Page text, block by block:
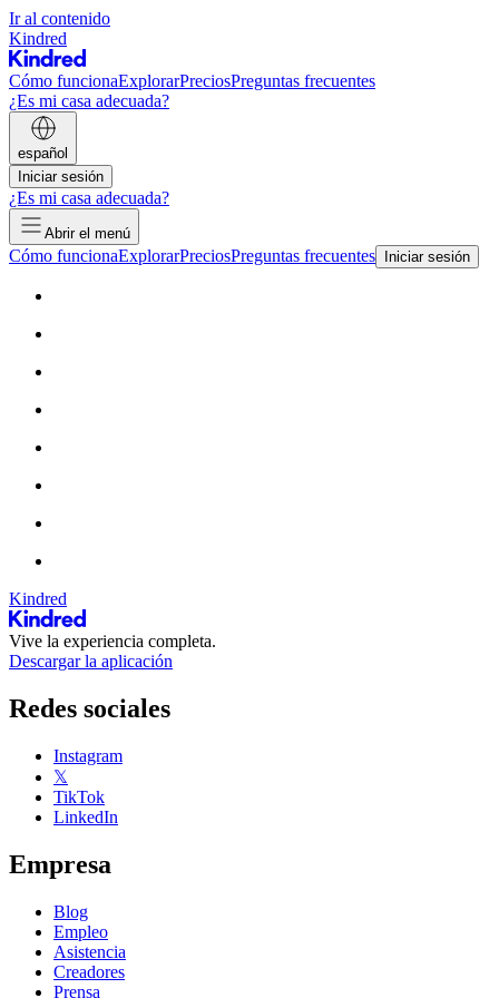
Ir al contenido
Kindred
Cómo funcionaExplorarPreciosPreguntas frecuentes
¿Es mi casa adecuada?
español
Iniciar sesión
¿Es mi casa adecuada?
Abrir el menú
Cómo funcionaExplorarPreciosPreguntas frecuentes Iniciar sesión
Kindred
Vive la experiencia completa.
Descargar la aplicación
Redes sociales
Instagram
𝕏
TikTok
LinkedIn
Empresa
Blog
Empleo
Asistencia
Creadores
Prensa